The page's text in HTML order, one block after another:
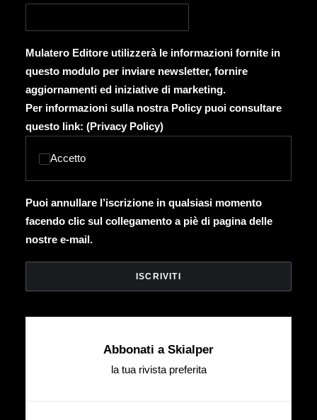
Mulatero Editore utilizzerà le informazioni fornite in
questo modulo per inviare newsletter, fornire
aggiornamenti ed iniziative di marketing.
Per informazioni sulla nostra Policy puoi consultare
questo link: (Privacy Policy)
Accetto
Puoi annullare l’iscrizione in qualsiasi momento
facendo clic sul collegamento a piè di pagina delle
nostre e-mail.
Abbonati a Skialper
la tua rivista preferita